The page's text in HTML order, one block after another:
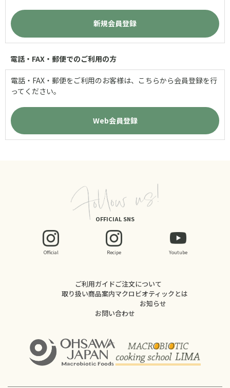
電話・FAX・郵便でのご利用の方
電話・FAX・郵便をご利用のお客様は、こちらから会員登録を行
ってください。
OFFICIAL SNS
Official Recipe Youtube
ご利用ガイドご注文について
取り扱い商品案内マクロビオティックとは
お知らせ
お問い合わせ